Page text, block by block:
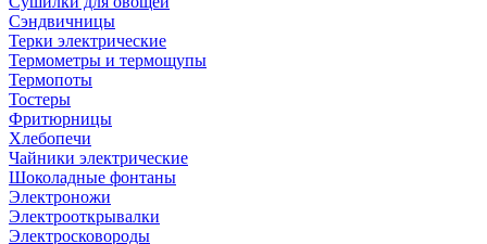
Сэндвичницы
Терки электрические
Термометры и термощупы
Термопоты
Тостеры
Фритюрницы
Хлебопечи
Чайники электрические
Шоколадные фонтаны
Электроножи
Электрооткрывалки
Электросковороды